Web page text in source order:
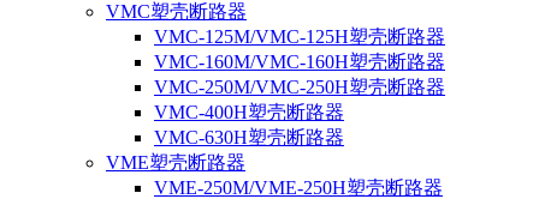
VMC塑壳断路器
VMC-125M/VMC-125H塑壳断路器
VMC-160M/VMC-160H塑壳断路器
VMC-250M/VMC-250H塑壳断路器
VMC-400H塑壳断路器
VMC-630H塑壳断路器
VME塑壳断路器
VME-250M/VME-250H塑壳断路器